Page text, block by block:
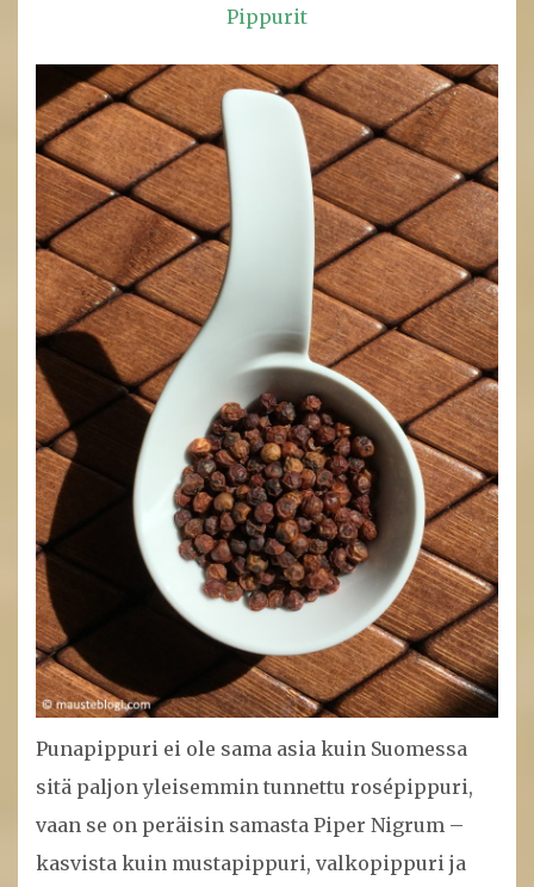
Pippurit
Punapippuri ei ole sama asia kuin Suomessa
sitä paljon yleisemmin tunnettu rosépippuri,
vaan se on peräisin samasta Piper Nigrum –
kasvista kuin mustapippuri, valkopippuri ja